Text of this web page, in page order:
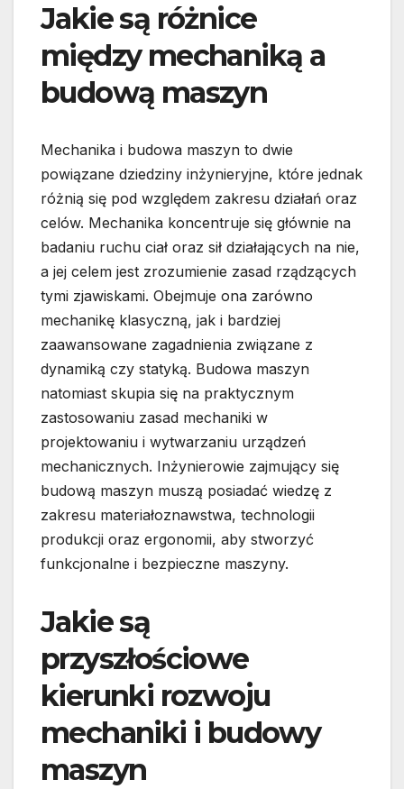
Jakie są różnice
między mechaniką a
budową maszyn
Mechanika i budowa maszyn to dwie
powiązane dziedziny inżynieryjne, które jednak
różnią się pod względem zakresu działań oraz
celów. Mechanika koncentruje się głównie na
badaniu ruchu ciał oraz sił działających na nie,
a jej celem jest zrozumienie zasad rządzących
tymi zjawiskami. Obejmuje ona zarówno
mechanikę klasyczną, jak i bardziej
zaawansowane zagadnienia związane z
dynamiką czy statyką. Budowa maszyn
natomiast skupia się na praktycznym
zastosowaniu zasad mechaniki w
projektowaniu i wytwarzaniu urządzeń
mechanicznych. Inżynierowie zajmujący się
budową maszyn muszą posiadać wiedzę z
zakresu materiałoznawstwa, technologii
produkcji oraz ergonomii, aby stworzyć
funkcjonalne i bezpieczne maszyny.
Jakie są
przyszłościowe
kierunki rozwoju
mechaniki i budowy
maszyn